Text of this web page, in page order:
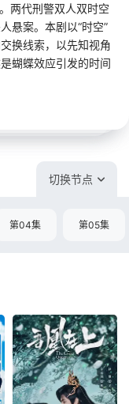
两代刑警双人双时空
悬案。本剧以“时空”
换线索，以先知视角
蝴蝶效应引发的时间
切换节点
第04集 第05集